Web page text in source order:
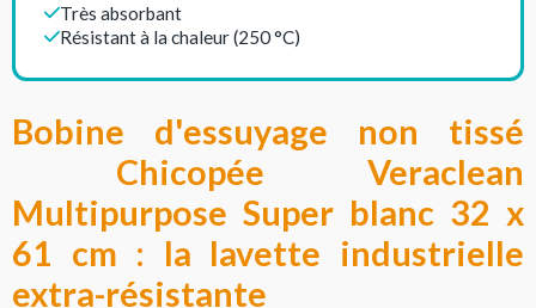
Très absorbant
Résistant à la chaleur (250 °C)
Bobine d'essuyage non tissé
Chicopée Veraclean
Multipurpose Super blanc 32 x
61 cm : la lavette industrielle
extra-résistante